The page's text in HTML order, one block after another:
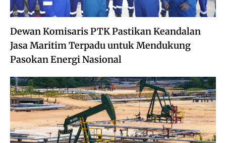
Dewan Komisaris PTK Pastikan Keandalan
Jasa Maritim Terpadu untuk Mendukung
Pasokan Energi Nasional